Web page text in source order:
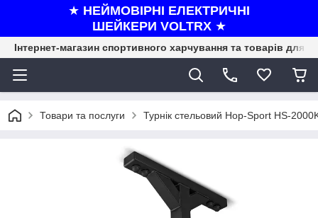
★ НЕЙМОВІРНІ ЕЛЕКТРИЧНІ
ШЕЙКЕРИ VOLTRX ★
Інтернет-магазин спортивного харчування та товарів для
Товари та послуги Турнік стельовий Hop-Sport HS-